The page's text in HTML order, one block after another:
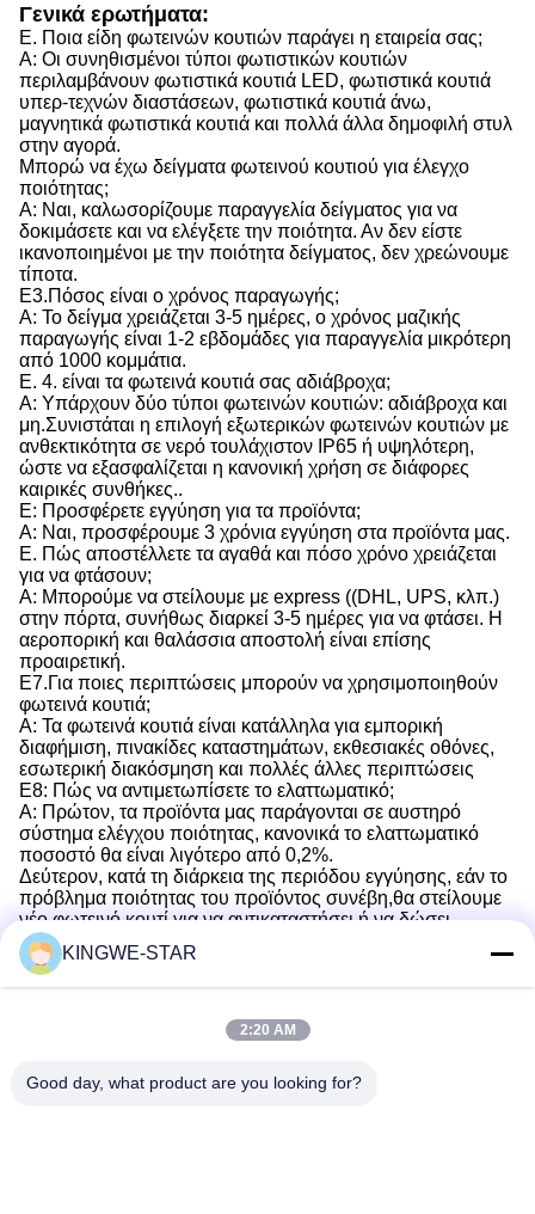
Γενικά ερωτήματα:
Ε. Ποια είδη φωτεινών κουτιών παράγει η εταιρεία σας;
Α: Οι συνηθισμένοι τύποι φωτιστικών κουτιών
περιλαμβάνουν φωτιστικά κουτιά LED, φωτιστικά κουτιά
υπερ-τεχνών διαστάσεων, φωτιστικά κουτιά άνω,
μαγνητικά φωτιστικά κουτιά και πολλά άλλα δημοφιλή στυλ
στην αγορά.
Μπορώ να έχω δείγματα φωτεινού κουτιού για έλεγχο
ποιότητας;
Α: Ναι, καλωσορίζουμε παραγγελία δείγματος για να
δοκιμάσετε και να ελέγξετε την ποιότητα. Αν δεν είστε
ικανοποιημένοι με την ποιότητα δείγματος, δεν χρεώνουμε
τίποτα.
Ε3.Πόσος είναι ο χρόνος παραγωγής;
Α: Το δείγμα χρειάζεται 3-5 ημέρες, ο χρόνος μαζικής
παραγωγής είναι 1-2 εβδομάδες για παραγγελία μικρότερη
από 1000 κομμάτια.
Ε. 4. είναι τα φωτεινά κουτιά σας αδιάβροχα;
Α: Υπάρχουν δύο τύποι φωτεινών κουτιών: αδιάβροχα και
μη.Συνιστάται η επιλογή εξωτερικών φωτεινών κουτιών με
ανθεκτικότητα σε νερό τουλάχιστον IP65 ή υψηλότερη,
ώστε να εξασφαλίζεται η κανονική χρήση σε διάφορες
καιρικές συνθήκες..
Ε: Προσφέρετε εγγύηση για τα προϊόντα;
Α: Ναι, προσφέρουμε 3 χρόνια εγγύηση στα προϊόντα μας.
Ε. Πώς αποστέλλετε τα αγαθά και πόσο χρόνο χρειάζεται
για να φτάσουν;
Α: Μπορούμε να στείλουμε με express ((DHL, UPS, κλπ.)
στην πόρτα, συνήθως διαρκεί 3-5 ημέρες για να φτάσει. Η
αεροπορική και θαλάσσια αποστολή είναι επίσης
προαιρετική.
Ε7.Για ποιες περιπτώσεις μπορούν να χρησιμοποιηθούν
φωτεινά κουτιά;
Α: Τα φωτεινά κουτιά είναι κατάλληλα για εμπορική
διαφήμιση, πινακίδες καταστημάτων, εκθεσιακές οθόνες,
εσωτερική διακόσμηση και πολλές άλλες περιπτώσεις
Ε8: Πώς να αντιμετωπίσετε το ελαττωματικό;
Α: Πρώτον, τα προϊόντα μας παράγονται σε αυστηρό
σύστημα ελέγχου ποιότητας, κανονικά το ελαττωματικό
ποσοστό θα είναι λιγότερο από 0,2%.
Δεύτερον, κατά τη διάρκεια της περιόδου εγγύησης, εάν το
πρόβλημα ποιότητας του προϊόντος συνέβη,θα στείλουμε
νέο φωτεινό κουτί για να αντικαταστήσει ή να δώσει
σχετική οικονομική αποζημίωση βάση για την λύση
επικοινωνίας.
Ε. Πώς να παραγγείλετε ένα φωτεινό κουτί;
επικοινωνήσει μαζί σας για να μάθει το αίτημά σας και την
τιμολόγιο και κανονίζει την πληρωμή..
KINGWE-STAR
2:20 AM
Good day, what product are you looking for?